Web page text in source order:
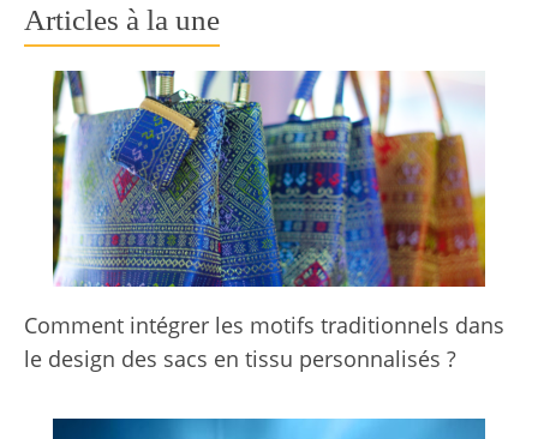
Articles à la une
Comment intégrer les motifs traditionnels dans
le design des sacs en tissu personnalisés ?